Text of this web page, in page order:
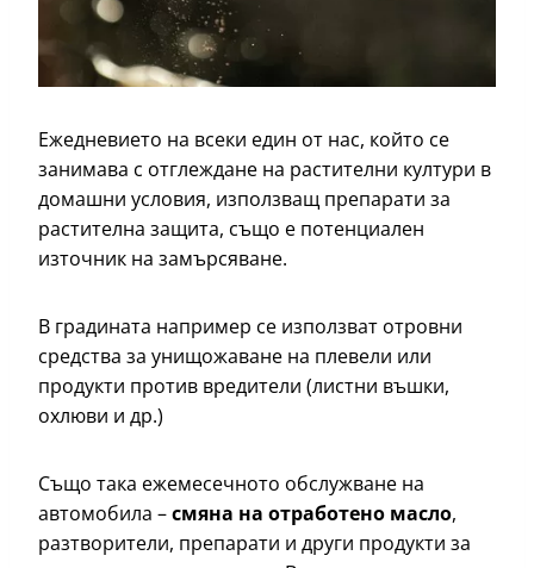
Ежедневието на всеки един от нас, който се
занимава с отглеждане на растителни култури в
домашни условия, използващ препарати за
растителна защита, също е потенциален
източник на замърсяване.
В градината например се използват отровни
средства за унищожаване на плевели или
продукти против вредители (листни въшки,
охлюви и др.)
Също така ежемесечното обслужване на
автомобила –смяна на отработено масло,
разтворители, препарати и други продукти за